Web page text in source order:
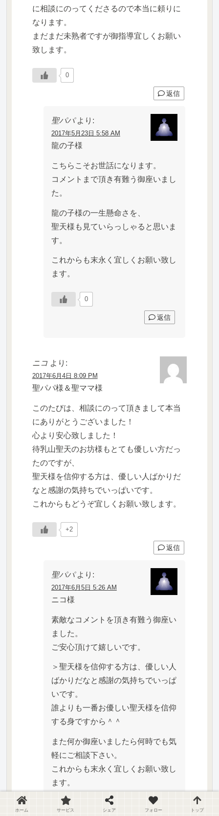
に相談にのってくださるので本当に頼りに
なります。
まだまだ未熟者ですが御指導宜しくお願い
致します。
0
返信
聖パパ より:
2017年5月23日 5:58 AM
龍の子様
こちらこそお世話になります。
コメントまで頂き有難う御座いまし
た。
龍の子様の一生懸命さを、
聖天様も見ていらっしゃると思いま
す。
これからも末永く宜しくお願い致し
ます。
0
返信
ニコ より:
2017年6月4日 8:09 PM
聖パパ様＆聖ママ様
このたびは、相談にのって頂きまして本当
にありがとうございました！
心より安心致しました！
待乳山聖天のお坊様もとても優しい方だっ
たのですが、
聖天様を信仰する方は、優しい人ばかりだ
なと感謝の気持ちでいっぱいです。
これからもどうぞ宜しくお願い致します。
+2
返信
聖パパ より:
2017年6月5日 5:26 AM
ニコ様
素敵なコメントを頂き有難う御座い
ました。
ご安心頂けて嬉しいです。
＞聖天様を信仰する方は、優しい人
ばかりだなと感謝の気持ちでいっぱ
いです。
誰よりも一番お優しい聖天様を信仰
する身ですから＾＾
また何か御座いましたら何時でも気
軽にご相談下さい。
これからも末永く宜しくお願い致し
ます。
ホーム サービス シェア フォロー トップ